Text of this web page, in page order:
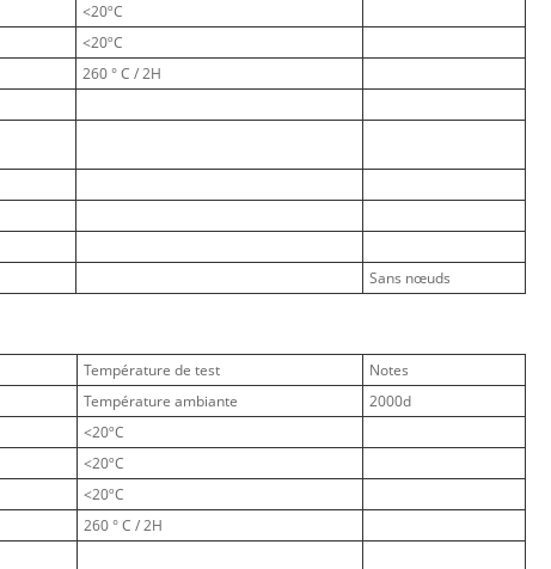
<20ºC
<20ºC
260 ° C / 2H
Sans nœuds
Température de test
Notes
Température ambiante
2000d
<20ºC
<20ºC
<20ºC
260 ° C / 2H